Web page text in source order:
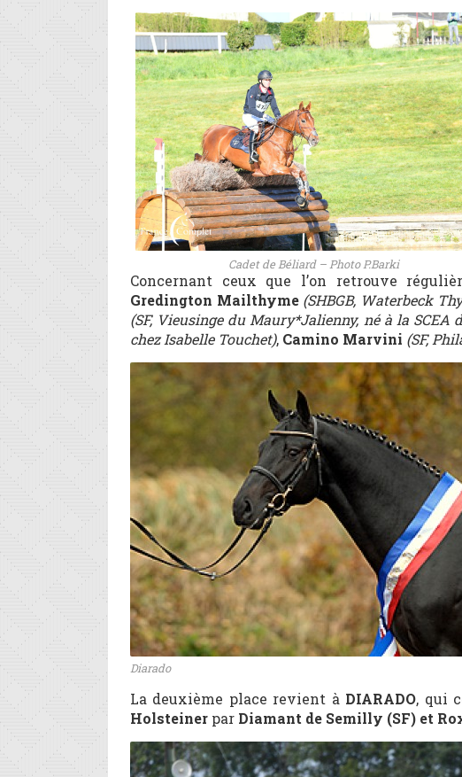
Cadet de Béliard – Photo P.Barki
Concernant ceux que l’on retrouve
Gredington Mailthyme (SHBGB, Waterbeck
(SF, Vieusinge du Maury*Jalienny, né à la SCEA
chez Isabelle Touchet), Camino Marvini (SF,
Diarado
La deuxième place revient à DIARADO, qui
Holsteiner par Diamant de Semilly (SF) et